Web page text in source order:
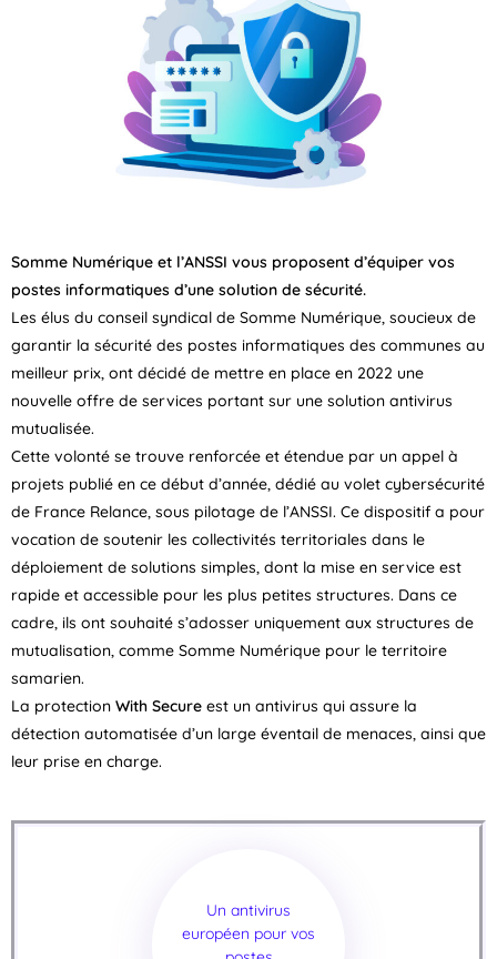
Somme Numérique et l’ANSSI vous proposent d’équiper vos
postes informatiques d’une solution de sécurité.
Les élus du conseil syndical de Somme Numérique, soucieux de
garantir la sécurité des postes informatiques des communes au
meilleur prix, ont décidé de mettre en place en 2022 une
nouvelle offre de services portant sur une solution antivirus
mutualisée.
Cette volonté se trouve renforcée et étendue par un appel à
projets publié en ce début d’année, dédié au volet cybersécurité
de France Relance, sous pilotage de l’ANSSI. Ce dispositif a pour
vocation de soutenir les collectivités territoriales dans le
déploiement de solutions simples, dont la mise en service est
rapide et accessible pour les plus petites structures. Dans ce
cadre, ils ont souhaité s’adosser uniquement aux structures de
mutualisation, comme Somme Numérique pour le territoire
samarien.
La protection With Secure est un antivirus qui assure la
détection automatisée d’un large éventail de menaces, ainsi que
leur prise en charge.
Un antivirus
européen pour vos